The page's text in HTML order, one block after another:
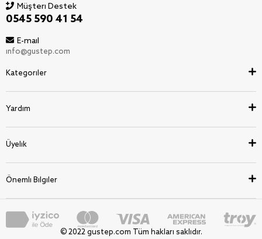
Müşteri Destek
0545 590 41 54
E-mail
info@gustep.com
Kategoriler
Yardım
Üyelik
Önemli Bilgiler
© 2022 gustep.com Tüm hakları saklıdır.